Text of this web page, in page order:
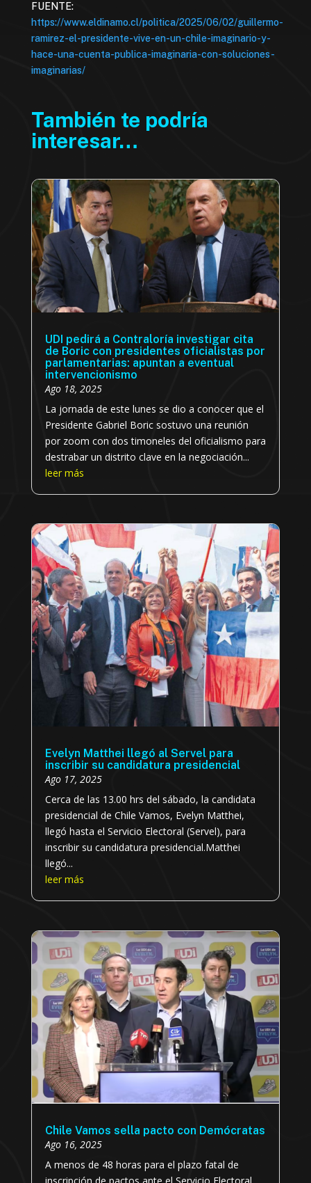
FUENTE:
https://www.eldinamo.cl/politica/2025/06/02/guillermo-
ramirez-el-presidente-vive-en-un-chile-imaginario-y-
hace-una-cuenta-publica-imaginaria-con-soluciones-
imaginarias/
También te podría
interesar…
UDI pedirá a Contraloría investigar cita
de Boric con presidentes oficialistas por
parlamentarias: apuntan a eventual
intervencionismo
Ago 18, 2025
La jornada de este lunes se dio a conocer que el
Presidente Gabriel Boric sostuvo una reunión
por zoom con dos timoneles del oficialismo para
destrabar un distrito clave en la negociación...
leer más
Evelyn Matthei llegó al Servel para
inscribir su candidatura presidencial
Ago 17, 2025
Cerca de las 13.00 hrs del sábado, la candidata
presidencial de Chile Vamos, Evelyn Matthei,
llegó hasta el Servicio Electoral (Servel), para
inscribir su candidatura presidencial.Matthei
llegó...
leer más
Chile Vamos sella pacto con Demócratas
Ago 16, 2025
A menos de 48 horas para el plazo fatal de
inscripción de pactos ante el Servicio Electoral